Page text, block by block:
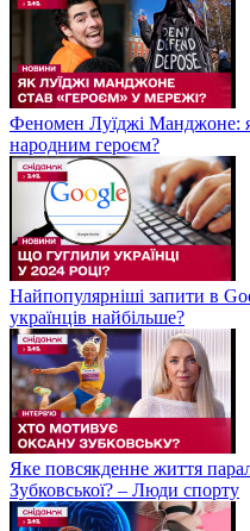
Феномен Луїджі Манджоне:
народним героєм?
Найпопулярніші запити в
українців найбільше?
Яке повсякденне життя
Зубковської? – Люди спорту